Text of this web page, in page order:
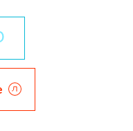
в школе и
в
Луне и Альфе